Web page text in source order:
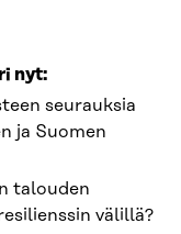
nyt:
seurauksia
ja Suomen
talouden
välillä?